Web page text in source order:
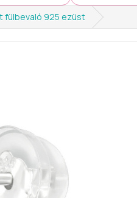
fülbevaló 925 ezüst